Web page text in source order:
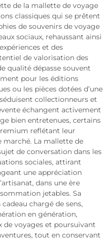
de la mallette de voyage
classiques qui se prêtent
de souvenirs de voyage
sociaux, rehaussant ainsi
et des
de valorisation des
qualité dépasse souvent
pour les éditions
ou les pièces dotées d’une
collectionneurs et
échangent activement
bien entretenues, certains
reflétant leur
marché. La mallette de
de conversation dans les
sociales, attirant
une appréciation
dans une ère
jetables. Sa
chargé de sens,
en génération,
de voyages et poursuivant
tout en conservant